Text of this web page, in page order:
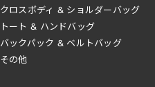
クロスボディ & ショルダーバッグ
トート & ハンドバッグ
バックパック & ベルトバッグ
その他